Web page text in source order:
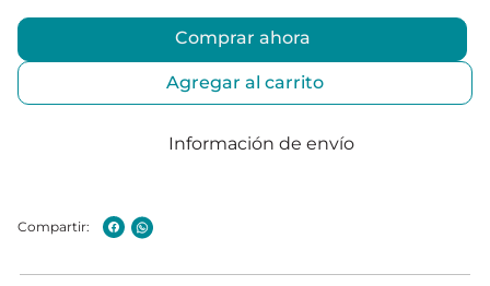
Comprar ahora
Agregar al carrito
Información de envío